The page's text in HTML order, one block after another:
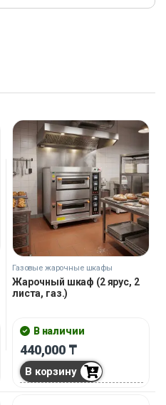
Газовые жарочные шкафы
Жарочный шкаф (2 ярус, 2
листа, газ.)
В наличии
440,000 ₸
В корзину